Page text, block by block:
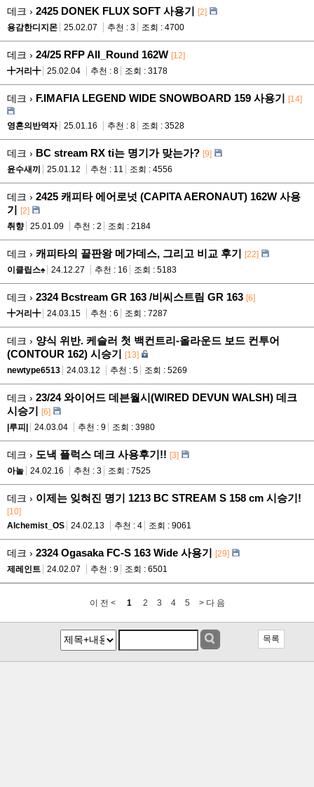
데크 › 2425 DONEK FLUX SOFT 사용기 [2]
용감한디지몬
25.02.07 추천 : 3 조회 : 4700
데크 › 24/25 RFP All_Round 162W [12]
╋거리╋
25.02.04 추천 : 8 조회 : 3178
데크 › F.IMAFIA LEGEND WIDE SNOWBOARD 159 사용기 [14]
영혼의반역자 25.01.16 추천 : 8 조회 : 3528
데크 › BC stream RX ti는 명기가 맞는가? [9]
윤수새끼
25.01.12 추천 : 11 조회 : 4556
데크 › 2425 캐피타 에어로넛 (CAPITA AERONAUT) 162W 사용
기 [2]
취향
25.01.09 추천 : 2 조회 : 2184
데크 › 캐피타의 끝판왕 메가데스, 그리고 비교 후기 [22]
이클립스♠
24.12.27 추천 : 16 조회 : 5183
데크 › 2324 Bcstream GR 163 /비씨스트림 GR 163 [6]
╋거리╋
24.03.15 추천 : 6 조회 : 7287
데크 › 양식 위반. 케슬러 첫 백컨트리-올라운드 보드 컨투어
(CONTOUR 162) 시승기 [13]
newtype6513
24.03.12 추천 : 5 조회 : 5269
데크 › 23/24 와이어드 데븐월시(WIRED DEVUN WALSH) 데크
시승기 [6]
|루피|
24.03.04 추천 : 9 조회 : 3980
데크 › 도낵 플럭스 데크 사용후기!! [3]
아놀
24.02.16 추천 : 3 조회 : 7525
데크 › 이제는 잊혀진 명기 1213 BC STREAM S 158 cm 시승기!
[10]
Alchemist_OS
24.02.13 추천 : 4 조회 : 9061
데크 › 2324 Ogasaka FC-S 163 Wide 사용기 [29]
제레인트
24.02.07 추천 : 9 조회 : 6501
이 전 < 1 2 3 4 5 > 다 음
목록